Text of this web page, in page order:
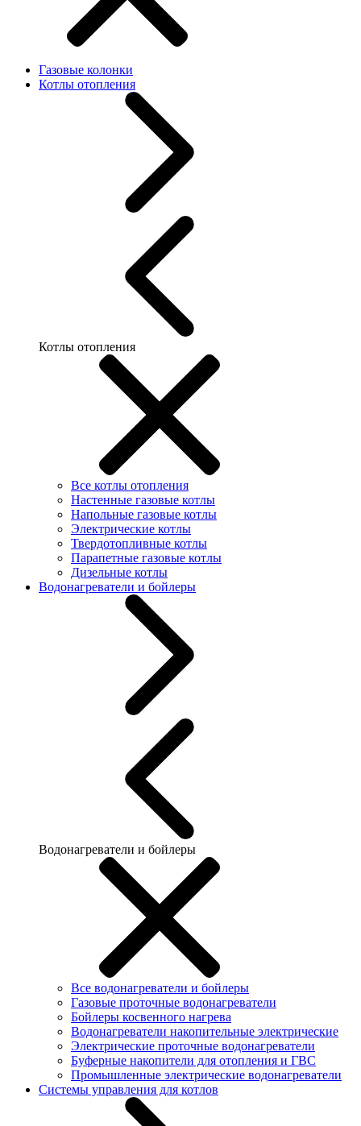
Газовые колонки
Котлы отопления
Котлы отопления
Все котлы отопления
Настенные газовые котлы
Напольные газовые котлы
Электрические котлы
Твердотопливные котлы
Парапетные газовые котлы
Дизельные котлы
Водонагреватели и бойлеры
Водонагреватели и бойлеры
Все водонагреватели и бойлеры
Газовые проточные водонагреватели
Бойлеры косвенного нагрева
Водонагреватели накопительные электрические
Электрические проточные водонагреватели
Буферные накопители для отопления и ГВС
Промышленные электрические водонагреватели
Системы управления для котлов